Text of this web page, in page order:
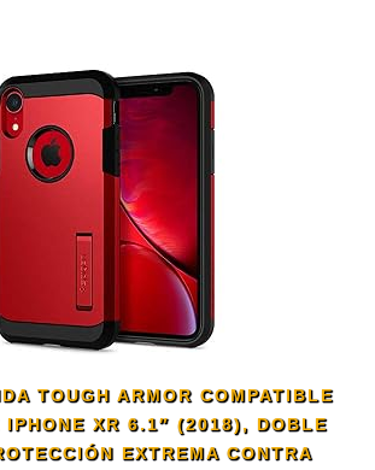
TOUGH ARMOR COMPATIBLE
IPHONE XR 6.1″ (2018), DOBLE
EXTREMA CONTRA